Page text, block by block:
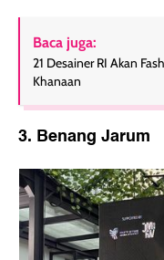
Baca juga:
21 Desainer RI Akan
Khanaan
3. Benang Jarum